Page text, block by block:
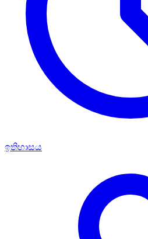
ඉතිහාසය